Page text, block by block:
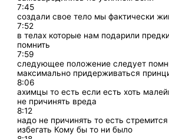
7:45
создали свое тело мы фактически
7:52
в телах которые нам подарили
помнить
7:59
следующее положение следует
максимально придерживаться
8:06
ахимцы то есть если есть хоть
не причинять вреда
8:12
надо не причинять то есть
избегать Кому бы то ни было